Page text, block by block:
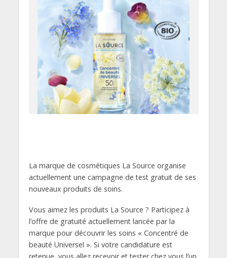
La marque de cosmétiques La Source organise
actuellement une campagne de test gratuit de ses
nouveaux produits de soins.
Vous aimez les produits La Source ? Participez à
l’offre de gratuité actuellement lancée par la
marque pour découvrir les soins « Concentré de
beauté Universel ». Si votre candidature est